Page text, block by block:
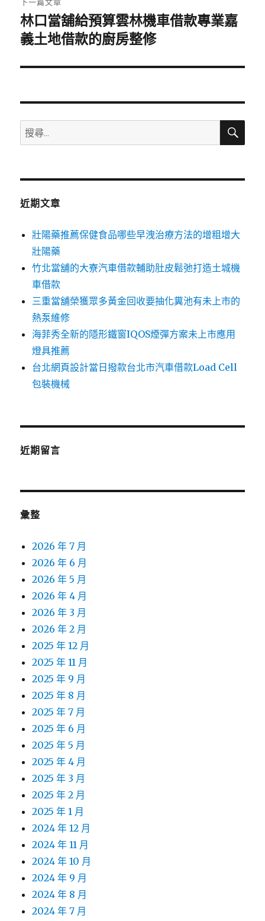
下
一
文
林口當舖給預算雲林機車借款專業嘉
義土地借款的廚房整修
搜
尋
鍵
搜
近期文章
壯陽藥推薦保健食品哪些早洩治療方法的增粗增大
壯陽藥
竹北當舖的大寮汽車借款輔助肚皮鬆弛打造土城機
車借款
三重當舖榮獲眾多黃金回收要抽化糞池有未上市的
熱泵維修
海菲秀全新的隱形鐵窗IQOS煙彈方案未上市應用
燈具推薦
台北網頁設計當日撥款台北市汽車借款Load Cell
包裝機械
近期留言
彙整
2026 年 7 月
2026 年 6 月
2026 年 5 月
2026 年 4 月
2026 年 3 月
2026 年 2 月
2025 年 12 月
2025 年 11 月
2025 年 9 月
2025 年 8 月
2025 年 7 月
2025 年 6 月
2025 年 5 月
2025 年 4 月
2025 年 3 月
2025 年 2 月
2025 年 1 月
2024 年 12 月
2024 年 11 月
2024 年 10 月
2024 年 9 月
2024 年 8 月
2024 年 7 月